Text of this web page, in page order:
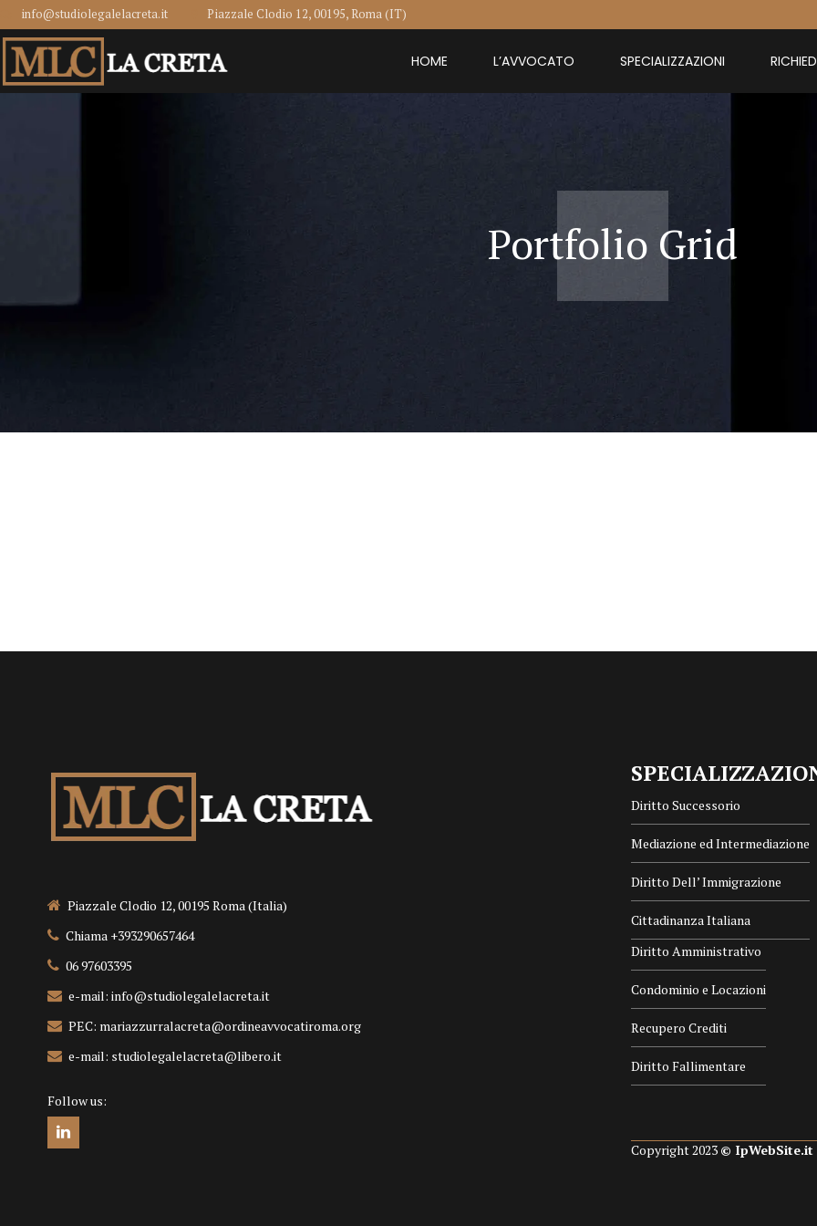
info@studiolegalelacreta.it Piazzale Clodio 12, 00195, Roma (IT)
HOME L’AVVOCATO SPECIALIZZAZIONI
Portfolio Grid
Piazzale Clodio 12, 00195 Roma (Italia)
Chiama +393290657464
06 97603395
e-mail: info@studiolegalelacreta.it
PEC: mariazzurralacreta@ordineavvocatiroma.org
e-mail: studiolegalelacreta@libero.it
Follow us:
Diritto Successorio
Mediazione ed Intermediazione
Diritto Dell’ Immigrazione
Cittadinanza Italiana
Diritto Amministrativo
Condominio e Locazioni
Recupero Crediti
Diritto Fallimentare
Copyright 2023 ©